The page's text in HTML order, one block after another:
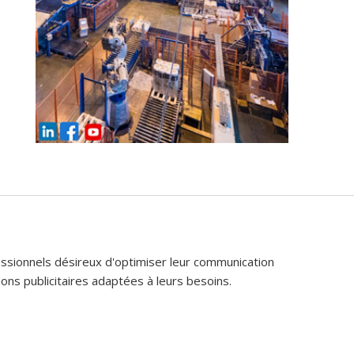
désireux d'optimiser leur communication
publicitaires adaptées à leurs besoins.